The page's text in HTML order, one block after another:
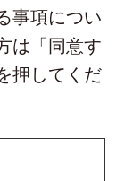
事項につい
は「同意す
押してくだ